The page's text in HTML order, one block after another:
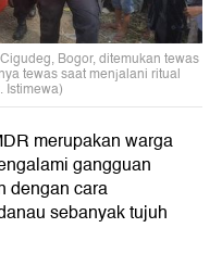
Bogor, ditemukan tewas
tewas saat menjalani ritual
Istimewa)
merupakan warga
gangguan
dengan cara
sebanyak tujuh